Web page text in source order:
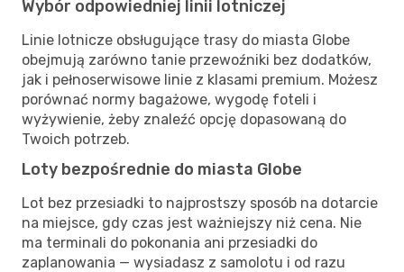
Wybór odpowiedniej linii lotniczej
Linie lotnicze obsługujące trasy do miasta Globe
obejmują zarówno tanie przewoźniki bez dodatków,
jak i pełnoserwisowe linie z klasami premium. Możesz
porównać normy bagażowe, wygodę foteli i
wyżywienie, żeby znaleźć opcję dopasowaną do
Twoich potrzeb.
Loty bezpośrednie do miasta Globe
Lot bez przesiadki to najprostszy sposób na dotarcie
na miejsce, gdy czas jest ważniejszy niż cena. Nie
ma terminali do pokonania ani przesiadki do
zaplanowania — wysiadasz z samolotu i od razu